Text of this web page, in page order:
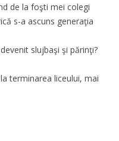
de la foşti mei colegi
s-a ascuns generaţia
slujbaşi şi părinţi?
terminarea liceului, mai